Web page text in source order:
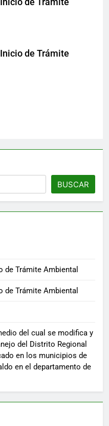
de Trámite
BUSCAR
de Trámite Ambiental
de Trámite Ambiental
del cual se modifica y
del Distrito Regional
en los municipios de
en el departamento de